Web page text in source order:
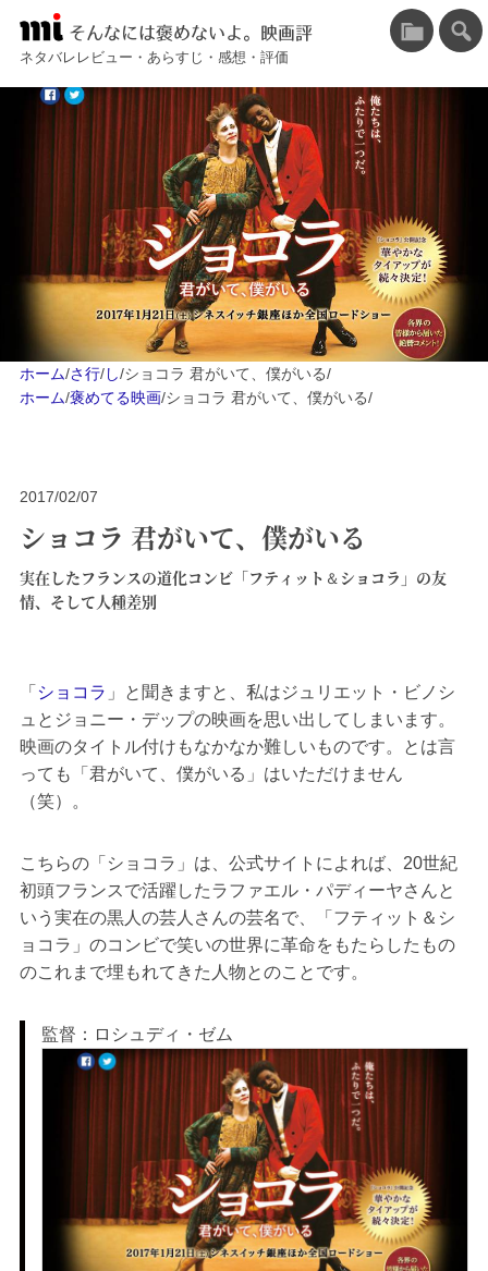
そんなには褒めないよ。映画評
ネタバレレビュー・あらすじ・感想・評価
ホーム/さ行/し/ショコラ 君がいて、僕がいる/
ホーム/褒めてる映画/ショコラ 君がいて、僕がいる/
2017/02/07
ショコラ 君がいて、僕がいる
実在したフランスの道化コンビ「フティット＆ショコラ」の友
情、そして人種差別
「 ショコラ 」と聞きますと、私はジュリエット・ビノシ
ュとジョニー・デップの映画を思い出してしまいます。
映画のタイトル付けもなかなか難しいものです。とは言
っても「君がいて、僕がいる」はいただけません
（笑）。
こちらの「ショコラ」は、公式サイトによれば、20世紀
初頭フランスで活躍したラファエル・パディーヤさんと
いう実在の黒人の芸人さんの芸名で、「フティット＆シ
ョコラ」のコンビで笑いの世界に革命をもたらしたもの
のこれまで埋もれてきた人物とのことです。
監督：ロシュディ・ゼム